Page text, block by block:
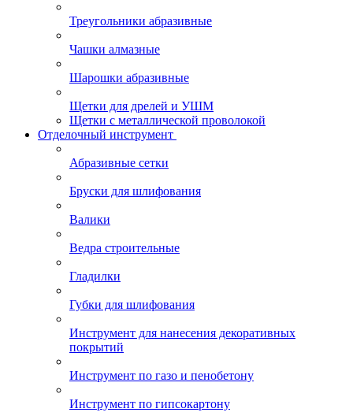
Треугольники абразивные
Чашки алмазные
Шарошки абразивные
Щетки для дрелей и УШМ
Щетки с металлической проволокой
Отделочный инструмент
Абразивные сетки
Бруски для шлифования
Валики
Ведра строительные
Гладилки
Губки для шлифования
Инструмент для нанесения декоративных
покрытий
Инструмент по газо и пенобетону
Инструмент по гипсокартону